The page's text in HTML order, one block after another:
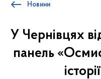
Новини
У Чернівцях
панель